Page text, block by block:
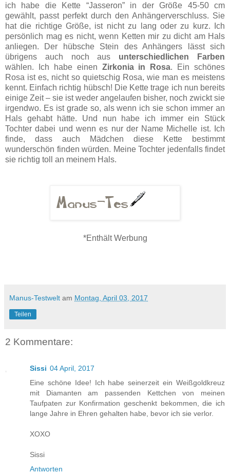
ich habe die Kette “Jasseron” in der Größe 45-50 cm
gewählt, passt perfekt durch den Anhängerverschluss. Sie
hat die richtige Größe, ist nicht zu lang oder zu kurz. Ich
persönlich mag es nicht, wenn Ketten mir zu dicht am Hals
anliegen. Der hübsche Stein des Anhängers lässt sich
übrigens auch noch aus unterschiedlichen Farben
wählen. Ich habe einen Zirkonia in Rosa. Ein schönes
Rosa ist es, nicht so quietschig Rosa, wie man es meistens
kennt. Einfach richtig hübsch! Die Kette trage ich nun bereits
einige Zeit – sie ist weder angelaufen bisher, noch zwickt sie
irgendwo. Es ist grade so, als wenn ich sie schon immer an
Hals gehabt hätte. Und nun habe ich immer ein Stück
Tochter dabei und wenn es nur der Name Michelle ist. Ich
finde, dass auch Mädchen diese Kette bestimmt
wunderschön finden würden. Meine Tochter jedenfalls findet
sie richtig toll an meinem Hals.
*Enthält Werbung
Manus-Testwelt am Montag, April 03, 2017
Teilen
2 Kommentare:
Sissi 04 April, 2017
Eine schöne Idee! Ich habe seinerzeit ein Weißgoldkreuz
mit Diamanten am passenden Kettchen von meinen
Taufpaten zur Konfirmation geschenkt bekommen, die ich
lange Jahre in Ehren gehalten habe, bevor ich sie verlor.
XOXO
Sissi
Antworten